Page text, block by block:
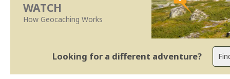
WATCH
How Geocaching Works
Looking for a different adventure?